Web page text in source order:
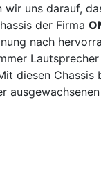
wir uns darauf,
der Firma
nach
diesen